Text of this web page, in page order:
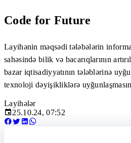
Code for Future
Layihənin məqsədi tələbələrin
sahəsində bilik və bacarıqlarının
bazar iqtisadiyyatının tələblərinə
texnoloji dəyişikliklərə
Layihələr
25.10.24, 07:52